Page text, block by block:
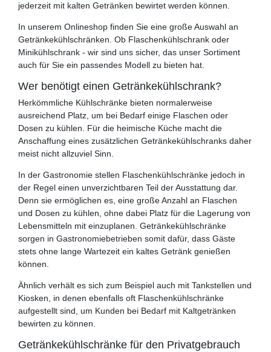
jederzeit mit kalten Getränken bewirtet werden können.
In unserem Onlineshop finden Sie eine große Auswahl an
Getränkekühlschränken. Ob Flaschenkühlschrank oder
Minikühlschrank - wir sind uns sicher, das unser Sortiment
auch für Sie ein passendes Modell zu bieten hat.
Wer benötigt einen Getränkekühlschrank?
Herkömmliche Kühlschränke bieten normalerweise
ausreichend Platz, um bei Bedarf einige Flaschen oder
Dosen zu kühlen. Für die heimische Küche macht die
Anschaffung eines zusätzlichen Getränkekühlschranks daher
meist nicht allzuviel Sinn.
In der Gastronomie stellen Flaschenkühlschränke jedoch in
der Regel einen unverzichtbaren Teil der Ausstattung dar.
Denn sie ermöglichen es, eine große Anzahl an Flaschen
und Dosen zu kühlen, ohne dabei Platz für die Lagerung von
Lebensmitteln mit einzuplanen. Getränkekühlschränke
sorgen in Gastronomiebetrieben somit dafür, dass Gäste
stets ohne lange Wartezeit ein kaltes Getränk genießen
können.
Ähnlich verhält es sich zum Beispiel auch mit Tankstellen und
Kiosken, in denen ebenfalls oft Flaschenkühlschränke
aufgestellt sind, um Kunden bei Bedarf mit Kaltgetränken
bewirten zu können.
Getränkekühlschränke für den Privatgebrauch